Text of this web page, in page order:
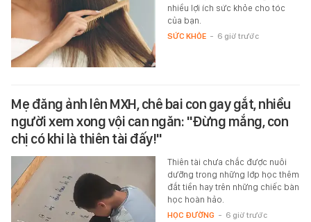
nhiều lợi ích sức khỏe cho tóc
của bạn.
SỨC KHỎE - 6 giờ trước
Mẹ đăng ảnh lên MXH, chê bai con gay gắt, nhiều
người xem xong vội can ngăn: "Đừng mắng, con
chị có khi là thiên tài đấy!"
Thiên tài chưa chắc được nuôi
dưỡng trong những lớp học thêm
đắt tiền hay trên những chiếc bàn
học hoàn hảo.
HỌC ĐƯỜNG - 6 giờ trước